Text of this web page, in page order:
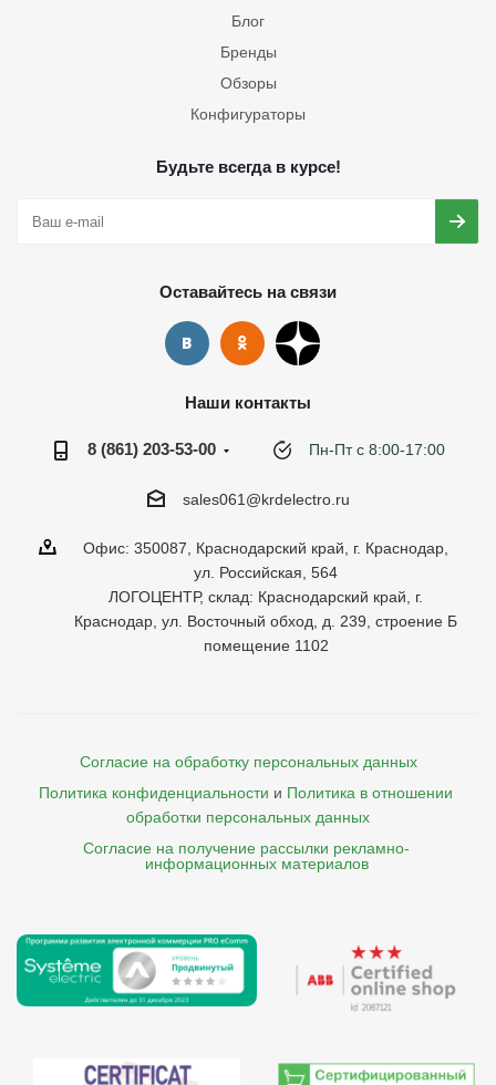
Блог
Бренды
Обзоры
Конфигураторы
Будьте всегда в курсе!
Оставайтесь на связи
Наши контакты
8 (861) 203-53-00 Пн-Пт с 8:00-17:00
sales061@krdelectro.ru
Офис: 350087, Краснодарский край, г. Краснодар,
ул. Российская, 564
ЛОГОЦЕНТР, склад: Краснодарский край, г.
Краснодар, ул. Восточный обход, д. 239, строение Б
помещение 1102
Согласие на обработку персональных данных
Политика конфиденциальности и Политика в отношении
обработки персональных данных
Согласие на получение рассылки рекламно-
    информационных материалов